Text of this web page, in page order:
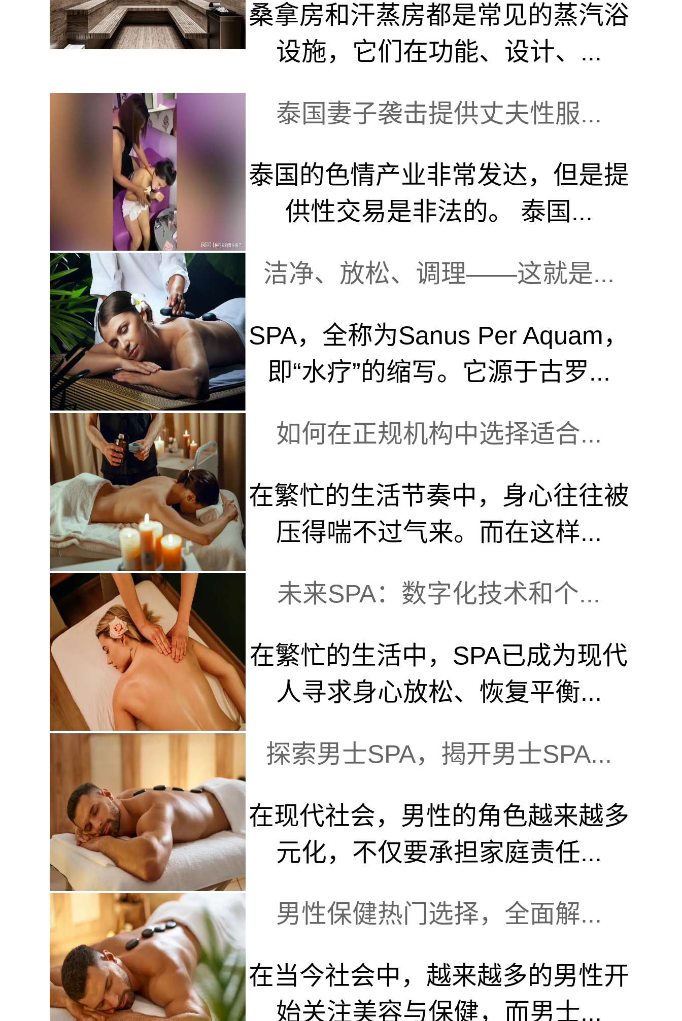
桑拿房和汗蒸房都是常见的蒸汽浴
设施，它们在功能、设计、...
泰国妻子袭击提供丈夫性服...
泰国的色情产业非常发达，但是提
供性交易是非法的。 泰国...
洁净、放松、调理——这就是...
SPA，全称为Sanus Per Aquam，
即“水疗”的缩写。它源于古罗...
如何在正规机构中选择适合...
在繁忙的生活节奏中，身心往往被
压得喘不过气来。而在这样...
未来SPA：数字化技术和个...
在繁忙的生活中，SPA已成为现代
人寻求身心放松、恢复平衡...
探索男士SPA，揭开男士SPA...
在现代社会，男性的角色越来越多
元化，不仅要承担家庭责任...
男性保健热门选择，全面解...
在当今社会中，越来越多的男性开
始关注美容与保健，而男士...